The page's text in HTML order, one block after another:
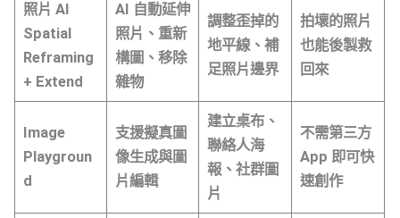
照片 AI
Spatial
Reframing
+ Extend
AI 自動延伸
照片、重新
構圖、移除
雜物
調整歪掉的
地平線、補
足照片邊界
拍壞的照片
也能後製救
回來
Image
Playgroun
d
支援擬真圖
像生成與圖
片編輯
建立桌布、
聯絡人海
報、社群圖
片
不需第三方
App 即可快
速創作